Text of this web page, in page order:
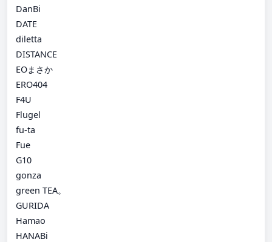
DanBi
DATE
diletta
DISTANCE
EOまさか
ERO404
F4U
Flugel
fu-ta
Fue
G10
gonza
green TEA。
GURIDA
Hamao
HANABi